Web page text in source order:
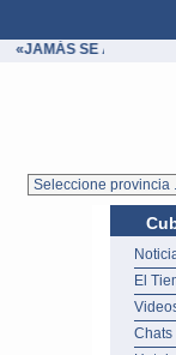
«JAMÁS SE ABATE A
El
Chats